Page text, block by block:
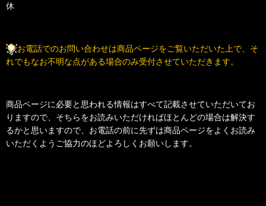
休
お電話でのお問い合わせは商品ページをご覧いただいた上で、そ
れでもなお不明な点がある場合のみ受付させていただきます。
商品ページに必要と思われる情報はすべて記載させていただいてお
りますので、そちらをお読みいただければほとんどの場合は解決す
るかと思いますので、お電話の前に先ずは商品ページをよくお読み
いただくようご協力のほどよろしくお願いします。